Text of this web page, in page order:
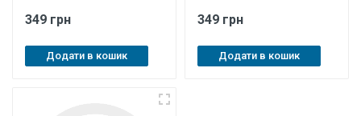
349 грн
Додати в кошик
349 грн
Додати в кошик